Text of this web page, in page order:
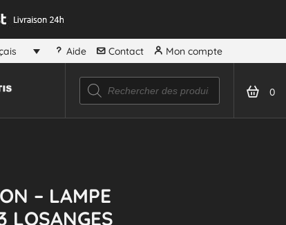
Aide Contact Mon compte
Recherche
de
produits
0
– LAMPE
LOSANGES